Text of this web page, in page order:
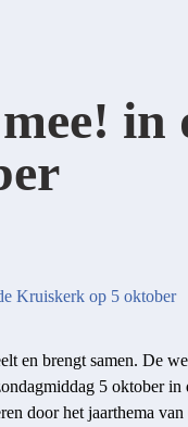
in
en brengt samen. De
5 oktober
door het jaarthema